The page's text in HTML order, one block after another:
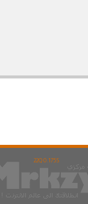
22Q 0.175S